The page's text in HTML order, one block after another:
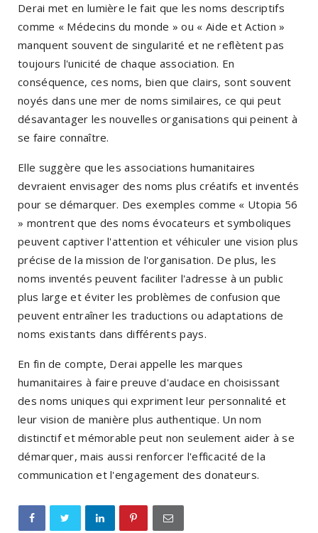
Derai met en lumière le fait que les noms descriptifs
comme « Médecins du monde » ou « Aide et Action »
manquent souvent de singularité et ne reflètent pas
toujours l'unicité de chaque association. En
conséquence, ces noms, bien que clairs, sont souvent
noyés dans une mer de noms similaires, ce qui peut
désavantager les nouvelles organisations qui peinent à
se faire connaître.
Elle suggère que les associations humanitaires
devraient envisager des noms plus créatifs et inventés
pour se démarquer. Des exemples comme « Utopia 56
» montrent que des noms évocateurs et symboliques
peuvent captiver l'attention et véhiculer une vision plus
précise de la mission de l'organisation. De plus, les
noms inventés peuvent faciliter l'adresse à un public
plus large et éviter les problèmes de confusion que
peuvent entraîner les traductions ou adaptations de
noms existants dans différents pays.
En fin de compte, Derai appelle les marques
humanitaires à faire preuve d'audace en choisissant
des noms uniques qui expriment leur personnalité et
leur vision de manière plus authentique. Un nom
distinctif et mémorable peut non seulement aider à se
démarquer, mais aussi renforcer l'efficacité de la
communication et l'engagement des donateurs.